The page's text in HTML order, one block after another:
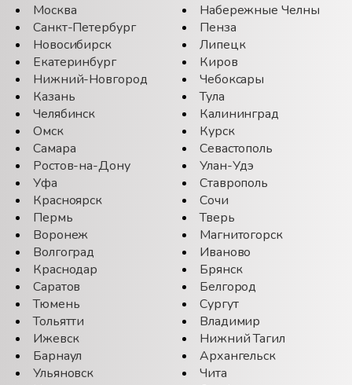
Москва
Санкт-Петербург
Новосибирск
Екатеринбург
Нижний-Новгород
Казань
Челябинск
Омск
Самара
Ростов-на-Дону
Уфа
Красноярск
Пермь
Воронеж
Волгоград
Краснодар
Саратов
Тюмень
Тольятти
Ижевск
Барнаул
Ульяновск
Набережные Челны
Пенза
Липецк
Киров
Чебоксары
Тула
Калининград
Курск
Севастополь
Улан-Удэ
Ставрополь
Сочи
Тверь
Магнитогорск
Иваново
Брянск
Белгород
Сургут
Владимир
Нижний Тагил
Архангельск
Чита